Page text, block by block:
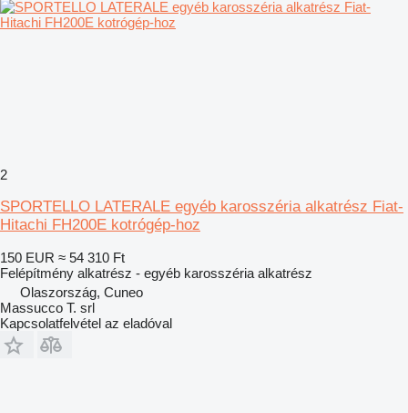
2
SPORTELLO LATERALE egyéb karosszéria alkatrész Fiat-
Hitachi FH200E kotrógép-hoz
150 EUR ≈ 54 310 Ft
Felépítmény alkatrész - egyéb karosszéria alkatrész
Olaszország, Cuneo
Massucco T. srl
Kapcsolatfelvétel az eladóval